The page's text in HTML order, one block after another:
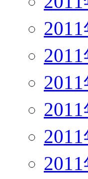
2011
2011
2011
2011
2011
2011